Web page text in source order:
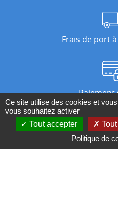
Frais de port
Paiement
Nos
Ce site utilise des cookies et
vous souhaitez activer
Tout accepter
Politique de